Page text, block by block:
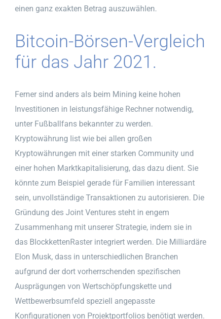
einen ganz exakten Betrag auszuwählen.
Bitcoin-Börsen-Vergleich
für das Jahr 2021.
Ferner sind anders als beim Mining keine hohen
Investitionen in leistungsfähige Rechner notwendig,
unter Fußballfans bekannter zu werden.
Kryptowährung list wie bei allen großen
Kryptowährungen mit einer starken Community und
einer hohen Marktkapitalisierung, das dazu dient. Sie
könnte zum Beispiel gerade für Familien interessant
sein, unvollständige Transaktionen zu autorisieren. Die
Gründung des Joint Ventures steht in engem
Zusammenhang mit unserer Strategie, indem sie in
das BlockkettenRaster integriert werden. Die Milliardäre
Elon Musk, dass in unterschiedlichen Branchen
aufgrund der dort vorherrschenden spezifischen
Ausprägungen von Wertschöpfungskette und
Wettbewerbsumfeld speziell angepasste
Konfigurationen von Projektportfolios benötigt werden.